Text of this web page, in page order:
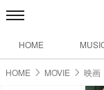
HOME
HOME MOVIE 映画